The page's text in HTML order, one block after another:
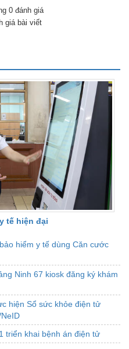
0 đánh giá
giá bài viết
tế hiện đại
hiểm y tế dùng Căn cước
Ninh 67 kiosk đăng ký khám
hiện Sổ sức khỏe điện tử
triển khai bệnh án điện tử